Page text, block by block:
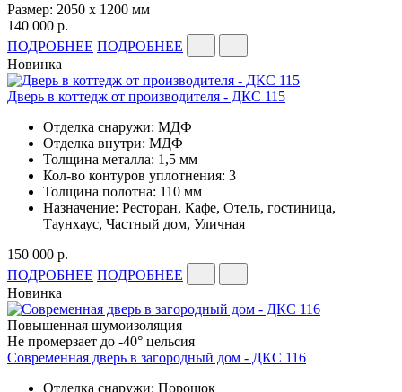
Размер: 2050 x 1200 мм
140 000 р.
ПОДРОБНЕЕ ПОДРОБНЕЕ
Новинка
Дверь в коттедж от производителя - ДКС 115
Отделка снаружи: МДФ
Отделка внутри: МДФ
Толщина металла: 1,5 мм
Кол-во контуров уплотнения: 3
Толщина полотна: 110 мм
Назначение: Ресторан, Кафе, Отель, гостиница,
Таунхаус, Частный дом, Уличная
150 000 р.
ПОДРОБНЕЕ ПОДРОБНЕЕ
Новинка
Повышенная шумоизоляция
Не промерзает до -40° цельсия
Современная дверь в загородный дом - ДКС 116
Отделка снаружи: Порошок